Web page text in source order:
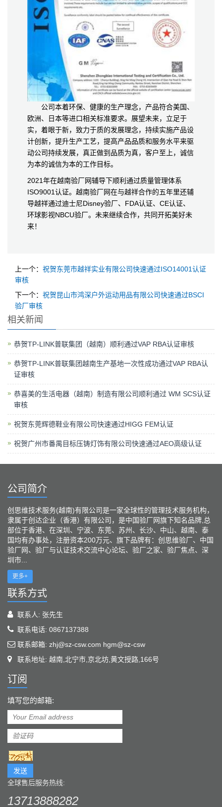
公司本着环保、健康的生产理念，产品符合美国、
欧洲、日本等进口相关标准要求。展望未来，立足于
实，着眼于新，致力于质的发展理念，持续实施产品设
计创新，提升生产工艺，提高产品品质和服务水平来驱
动公司持续发展，真正做到品质为真，客户至上，诚信
为本的诚信为本的工作目标。
2021年在越南验厂网辅导下顺利通过质量管理体系
ISO9001认证。越南验厂网在与越祥合作的五年里还辅
导越祥通过迪士尼Disney验厂、FDA认证、CE认证、
环球影视NBCU验厂。未来继续合作，共同开拓美好未
来！
上一个： 祝贺东莞市越祥实业有限公司快速通过ISO14001认证
审核
下一个： 祝贺昆山市鸿深户外运动用品有限公司快速通过BSCI
验厂审核
相关新闻
恭贺TP-LINK普联集团（越南）顺利通过VAP RBA认证审核
恭贺TP-LINK普联集团越南生产基地一次性成功通过VAP RBA认
证审核
恭喜美的生活电器（越南）制造有限公司顺利通过 WM SCS认证
审核
祝贺东莞辉德鞋业有限公司快速通过HIGG FEM认证
祝贺广州市番禺目标压铸灯饰有限公司快速通过AEO高级认证
公司简介
创思维技术服务(越南)有限公司是一家全球性的管理技术服务机构，
隶属于创达企业（香港）有限公司，是中国验厂网旗下知名品牌,总
部位于香港、在深圳、宁波、东莞、苏州、长沙、中山、越南、泰
国均有办事处，注册资本200万元、旗下品牌有：创思维验厂、中国
验厂网、验厂与认证技术交流中心论坛、验厂之家、验厂焦点、深
圳市...
更多+
联系方式
联系人: 张先生
联系电话: 0867137388
联系邮箱: zhj@sz-csw.com hgm@sz-csw
联系地址: 越南,北宁市,京北坊,黄文授路,166号
订阅
填写您的邮箱:
发送
全球售后服务热线:
13713888282